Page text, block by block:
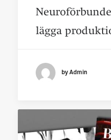
lägga
by Admin